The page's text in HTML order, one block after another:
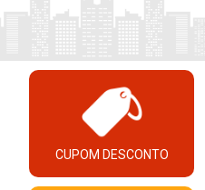
CUPOM DESCONTO